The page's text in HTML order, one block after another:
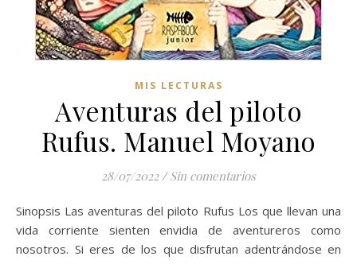
MIS LECTURAS
Aventuras del piloto
Rufus. Manuel Moyano
28/07/2022 / Sin comentarios
Sinopsis Las aventuras del piloto Rufus Los que llevan una
vida corriente sienten envidia de aventureros como
nosotros. Si eres de los que disfrutan adentrándose en